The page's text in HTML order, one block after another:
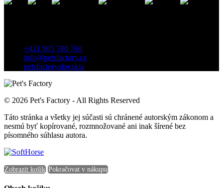
+421 905 780 760
info@petsfactory.cz
petsfactoryslovakia
© 2026 Pet's Factory - All Rights Reserved
Táto stránka a všetky jej súčasti sú chránené autorským zákonom a
nesmú byť kopírované, rozmnožované ani inak šírené bez
písomného súhlasu autora.
Zobrazit košík Pokračovat v nákupu